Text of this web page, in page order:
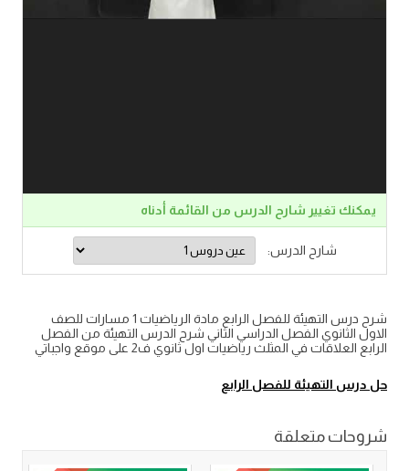
يمكنك تغيير شارح الدرس من القائمة أدناه
شارح الدرس:
شرح درس التهيئة للفصل الرابع مادة الرياضيات 1 مسارات للصف
الاول الثانوي الفصل الدراسي الثاني شرح الدرس التهيئة من الفصل
الرابع العلاقات في المثلث رياضيات اول ثانوي ف2 على موقع واجباتي
حل درس التهيئة للفصل الرابع
شروحات متعلقة